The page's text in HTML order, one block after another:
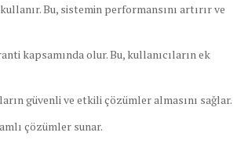
Bu, sistemin performansını artırır ve
kapsamında olur. Bu, kullanıcıların ek
güvenli ve etkili çözümler almasını sağlar.
çözümler sunar.